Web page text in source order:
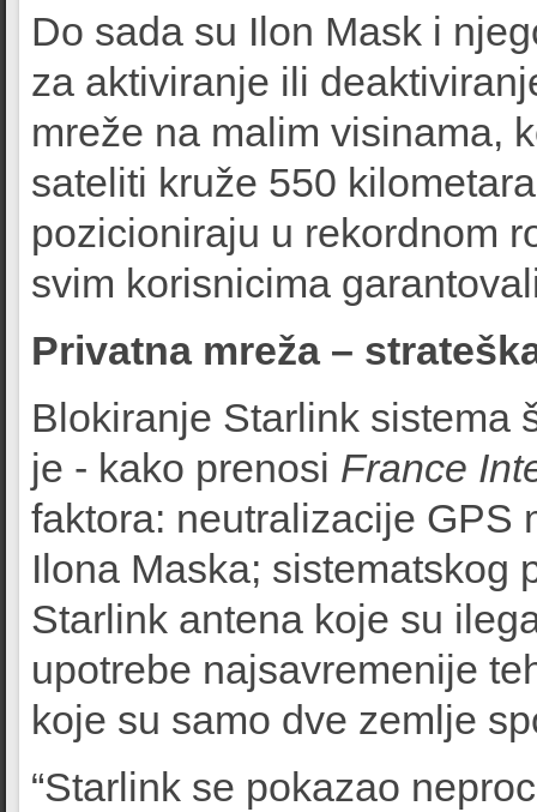
Do sada su Ilon Mask i
za aktiviranje ili
mreže na malim visinama,
sateliti kruže 550
pozicioniraju u rekordnom
svim korisnicima
Privatna mreža –
Blokiranje Starlink sistema
je - kako prenosi France
faktora: neutralizacije GPS
Ilona Maska; sistematskog
Starlink antena koje su
upotrebe najsavremenije
koje su samo dve zemlje
“Starlink se pokazao